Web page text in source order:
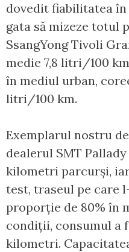
dovedit fiabilitatea
gata să mizeze totul
SsangYong Tivoli
medie 7,8 litri/100
în mediul urban,
litri/100 km.
Exemplarul nostru
dealerul SMT
kilometri parcurși,
test, traseul pe care
proporție de 80% în
condiții, consumul a
kilometri.